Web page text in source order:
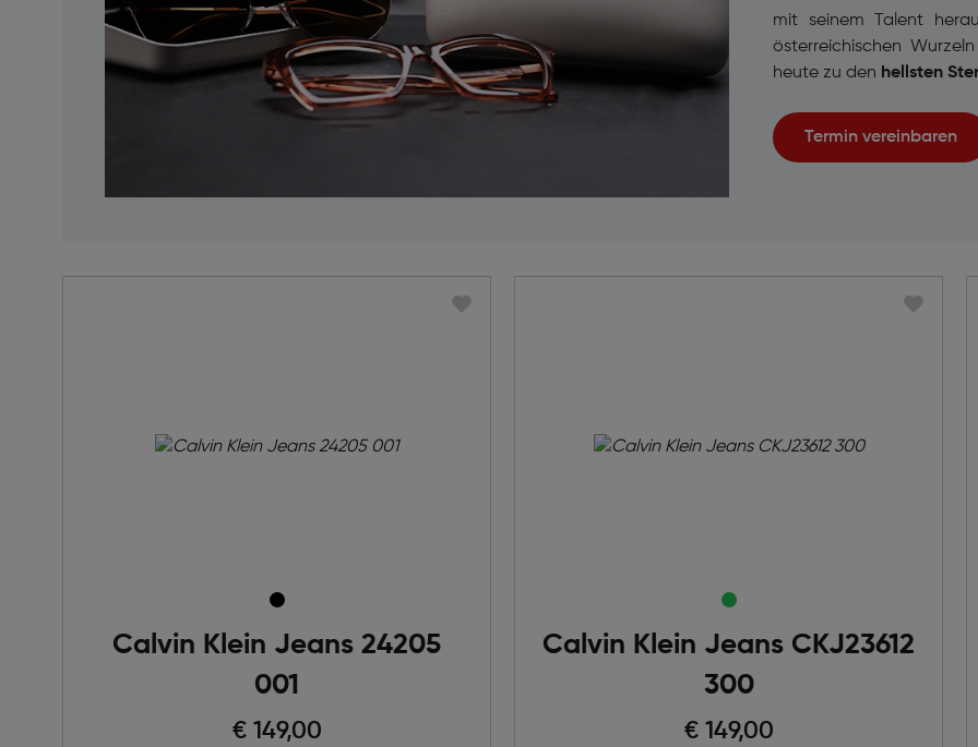
mit seinem Talent
österreichischen
heute zu den hellsten
Termin vereinbaren
Calvin Klein Jeans 24205
001
€ 149,00
Calvin Klein Jeans CKJ23612
300
€ 149,00